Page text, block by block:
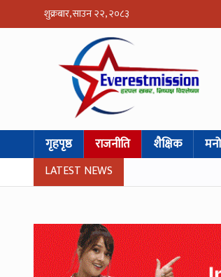
शुक्रबार, साउन २२, २०८३
गृहपृष्ठ राजनीति शैक्षिक
LATEST NEWS